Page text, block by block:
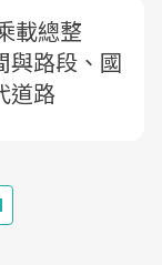
載總整
與路段、國
道路